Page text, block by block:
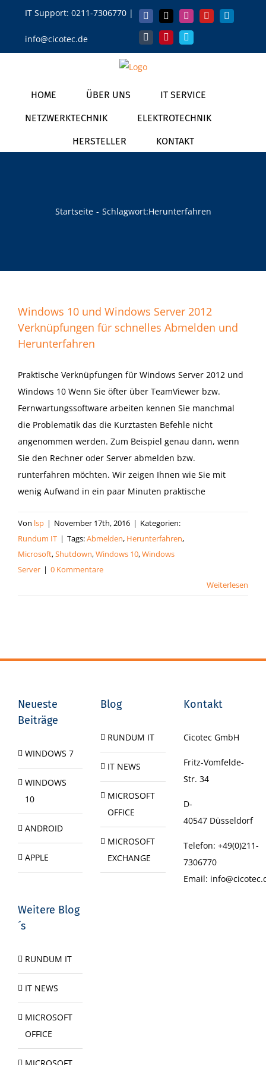
springen
IT Support: 0211-7306770|
info@cicotec.de
Facebook
X InstagramYouTubeLinkedIn
TumblrPinterestVimeo
HOME ÜBER UNS IT SERVICE
NETZWERKTECHNIK ELEKTROTECHNIK
HERSTELLER KONTAKT
Startseite Schlagwort:Herunterfahren
Windows 10 und Windows Server 2012
Verknüpfungen für schnelles Abmelden und
Herunterfahren
Praktische Verknüpfungen für Windows Server 2012 und
Windows 10 Wenn Sie öfter über TeamViewer bzw.
Fernwartungssoftware arbeiten kennen Sie manchmal
die Problematik das die Kurztasten Befehle nicht
angenommen werden. Zum Beispiel genau dann, wenn
Sie den Rechner oder Server abmelden bzw.
runterfahren möchten. Wir zeigen Ihnen wie Sie mit
wenig Aufwand in ein paar Minuten praktische
Von lsp | November 17th, 2016 | Kategorien:
Rundum IT | Tags:Abmelden, Herunterfahren,
Microsoft,Shutdown,Windows 10,Windows
Server | 0 Kommentare
Weiterlesen
Neueste
Beiträge
WINDOWS 7
WINDOWS
10
ANDROID
APPLE
Weitere Blog
´s
RUNDUM IT
IT NEWS
MICROSOFT
OFFICE
Blog
RUNDUM IT
IT NEWS
MICROSOFT
OFFICE
MICROSOFT
EXCHANGE
Kontakt
Cicotec GmbH
Fritz-Vomfelde-
Str. 34
D-
40547Düsseldorf
Telefon: +49(0)211-
7306770
Email: